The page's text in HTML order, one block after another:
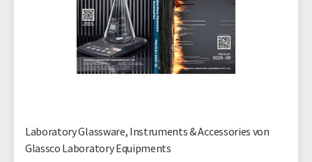
Laboratory Glassware, Instruments & Accessories von
Glassco Laboratory Equipments